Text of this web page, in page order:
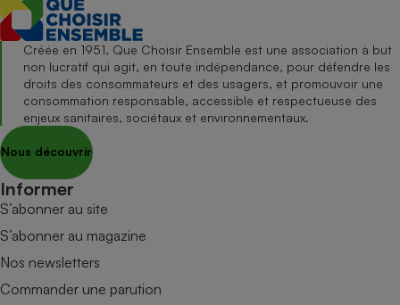
Créée en 1951, Que Choisir Ensemble est une association à but
non lucratif qui agit, en toute indépendance, pour défendre les
droits des consommateurs et des usagers, et promouvoir une
consommation responsable, accessible et respectueuse des
enjeux sanitaires, sociétaux et environnementaux.
Nous découvrir
Informer
S’abonner au site
S’abonner au magazine
Nos newsletters
Commander une parution